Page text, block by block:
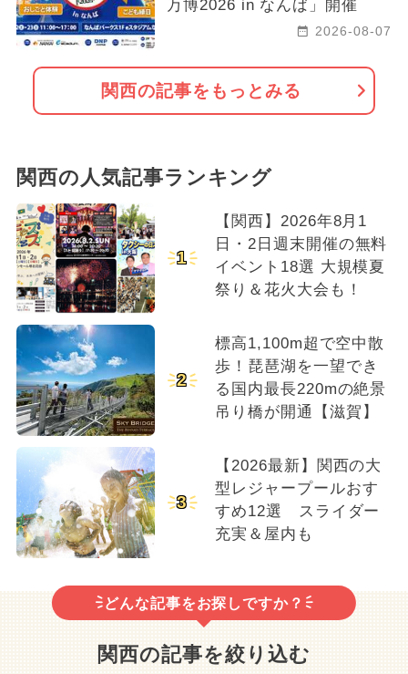
万博2026 in なんば」開催
2026-08-07
関西の記事をもっとみる
関西の人気記事ランキング
1
【関西】2026年8月1
日・2日週末開催の無料
イベント18選 大規模夏
祭り＆花火大会も！
2
標高1,100m超で空中散
歩！琵琶湖を一望でき
る国内最長220mの絶景
吊り橋が開通【滋賀】
3
【2026最新】関西の大
型レジャープールおす
すめ12選 スライダー
充実＆屋内も
どんな記事をお探しですか？
関西の記事を絞り込む